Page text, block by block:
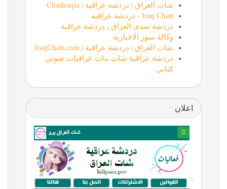
شات العراق | دردشة عراقية | ChatIraqia
Iraq Chatt - دردشة عراقية
دردشة صدى العراق , دردشة عراقية
وكالة سور الاخبارية
شات العراق | دردشة عراقية | IraqChatt.com
دردشة عراقية شات بنات عراقيات صوتي
كتابي
اعلان
<